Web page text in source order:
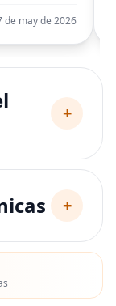
de may de 2026
+
+